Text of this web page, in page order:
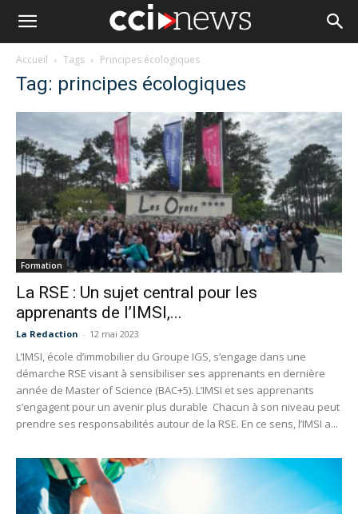
Accueil Tags Principes écologiques
Tag: principes écologiques
Formation
La RSE : Un sujet central pour les
apprenants de l’IMSI,...
La Redaction - 12 mai 2023
L’IMSI, école d’immobilier du Groupe IGS, s’engage dans une
démarche RSE visant à sensibiliser ses apprenants en dernière
année de Master of Science (BAC+5). L’IMSI et ses apprenants
s’engagent pour un avenir plus durable Chacun à son niveau peut
prendre ses responsabilités autour de la RSE. En ce sens, l’IMSI a...